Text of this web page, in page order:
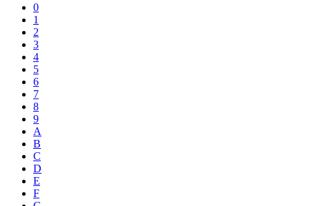
0
1
2
3
4
5
6
7
8
9
A
B
C
D
E
F